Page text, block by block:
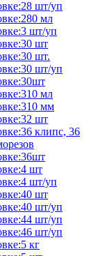
шт/уп
мл
шт/уп
шт
шт.
шт/уп
мл
мм
шт
клипс, 36
шт
шт/уп
шт
шт/уп
шт/уп
шт/уп
кг